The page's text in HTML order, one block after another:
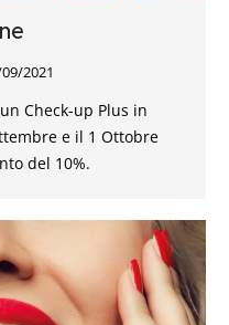
2021
Check-up Plus in
e il 1 Ottobre
del 10%.